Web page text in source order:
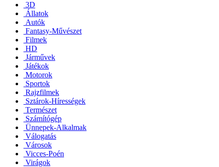
3D
Állatok
Autók
Fantasy-Művészet
Filmek
HD
Járművek
Játékok
Motorok
Sportok
Rajzfilmek
Sztárok-Hírességek
Természet
Számítógép
Ünnepek-Alkalmak
Válogatás
Városok
Vicces-Poén
Virágok